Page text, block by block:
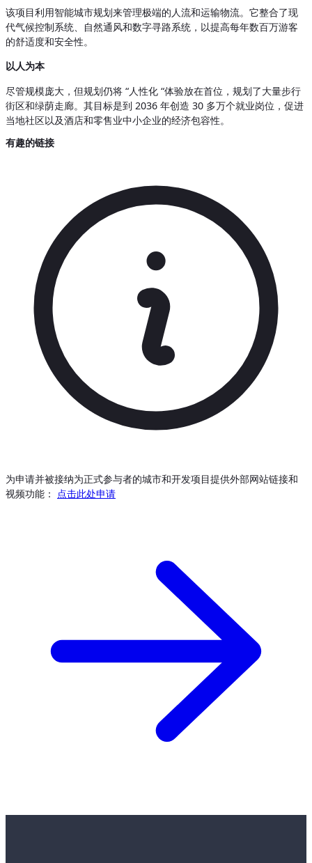
该项目利用智能城市规划来管理极端的人流和运输物流。它整合了现
代气候控制系统、自然通风和数字寻路系统，以提高每年数百万游客
的舒适度和安全性。
以人为本
尽管规模庞大，但规划仍将 “人性化 “体验放在首位，规划了大量步行
街区和绿荫走廊。其目标是到 2036 年创造 30 多万个就业岗位，促进
当地社区以及酒店和零售业中小企业的经济包容性。
有趣的链接
为申请并被接纳为正式参与者的城市和开发项目提供外部网站链接和
视频功能： 点击此处申请